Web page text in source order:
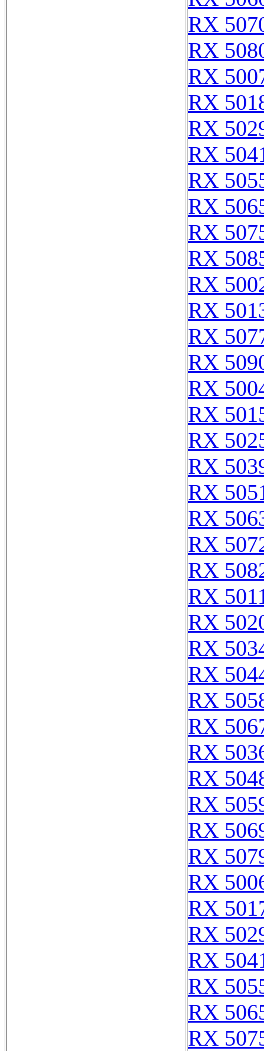
RX
RX
RX
RX
RX
RX
RX
RX
RX
RX
RX
RX
RX
RX
RX
RX
RX
RX
RX
RX
RX
RX
RX
RX
RX
RX
RX
RX
RX
RX
RX
RX
RX
RX
RX
RX
RX
RX
RX
RX